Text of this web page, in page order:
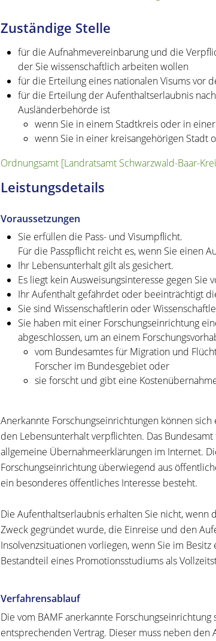
Zuständige Stelle
für die Aufnahmevereinbarung und die
der Sie wissenschaftlich arbeiten wollen
für die Erteilung eines nationalen Visums vor
für die Erteilung der Aufenthaltserlaubnis
Ausländerbehörde ist
wenn Sie in einem Stadtkreis oder in
wenn Sie in einer kreisangehörigen Stadt
Ordnungsamt [Landratsamt Schwarzwald-Baar-
Leistungsdetails
Voraussetzungen
Sie erfüllen die Pass- und Visumpflicht.
Für die Passpflicht reicht es, wenn Sie einen
Ihr Lebensunterhalt gilt als gesichert.
Es liegt kein Ausweisungsinteresse gegen Sie
Ihr Aufenthalt gefährdet oder beeinträchtigt
Sie sind Wissenschaftlerin oder
Sie haben mit einer Forschungseinrichtung
abgeschlossen, um an einem
vom Bundesamtes für Migration und
Forscher im Bundesgebiet oder
sie forscht und gibt eine
Anerkannte Forschungseinrichtungen können
den Lebensunterhalt verpflichten. Das
allgemeine Übernahmeerklärungen im Internet.
Forschungseinrichtung überwiegend aus
ein besonderes öffentliches Interesse besteht.
Die Aufenthaltserlaubnis erhalten Sie nicht,
Zweck gegründet wurde, die Einreise und den
Insolvenzsituationen vorliegen, wenn Sie im
Bestandteil eines Promotionsstudiums als
Verfahrensablauf
Die vom BAMF anerkannte
entsprechenden Vertrag. Dieser muss neben den